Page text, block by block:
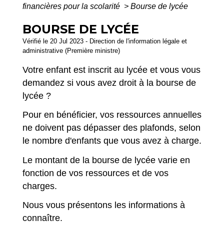
financières pour la scolarité > Bourse de lycée
BOURSE DE LYCÉE
Vérifié le 20 Jul 2023 - Direction de l'information légale et
administrative (Première ministre)
Votre enfant est inscrit au lycée et vous vous
demandez si vous avez droit à la bourse de
lycée ?
Pour en bénéficier, vos ressources annuelles
ne doivent pas dépasser des plafonds, selon
le nombre d'enfants que vous avez à charge.
Le montant de la bourse de lycée varie en
fonction de vos ressources et de vos
charges.
Nous vous présentons les informations à
connaître.